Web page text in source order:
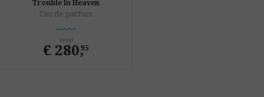
Trouble In Heaven
Eau de parfum
Vanaf
€ 280,
95